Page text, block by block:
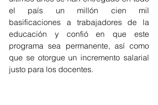
el país un millón cien mil
basificaciones a trabajadores de la
educación y confió en que este
programa sea permanente, así como
que se otorgue un incremento salarial
justo para los docentes.